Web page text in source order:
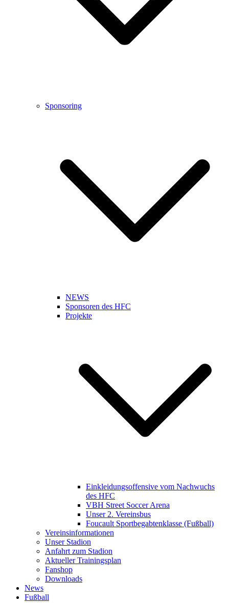
Sponsoring
NEWS
Sponsoren des HFC
Projekte
Einkleidungsoffensive vom Nachwuchs
des HFC
VBH Street Soccer Arena
Unser 2. Vereinsbus
Foucault Sportbegabtenklasse (Fußball)
Vereinsinformationen
Unser Stadion
Anfahrt zum Stadion
Aktueller Trainingsplan
Fanshop
Downloads
News
Fußball